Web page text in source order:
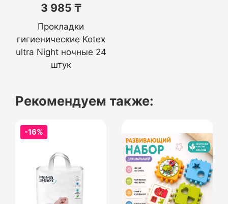
3 985 ₸
Прокладки
гигиенические Kotex
ultra Night ночные 24
штук
Рекомендуем также:
-16%